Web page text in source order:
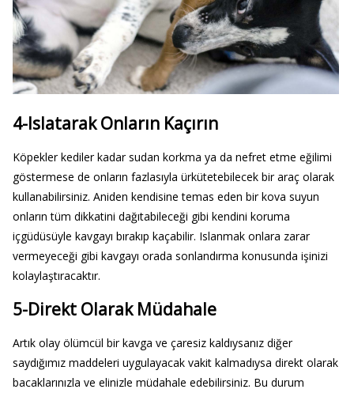
4-Islatarak Onların Kaçırın
Köpekler kediler kadar sudan korkma ya da nefret etme eğilimi
göstermese de onların fazlasıyla ürkütetebilecek bir araç olarak
kullanabilirsiniz. Aniden kendisine temas eden bir kova suyun
onların tüm dikkatini dağıtabileceği gibi kendini koruma
içgüdüsüyle kavgayı bırakıp kaçabilir. Islanmak onlara zarar
vermeyeceği gibi kavgayı orada sonlandırma konusunda işinizi
kolaylaştıracaktır.
5-Direkt Olarak Müdahale
Artık olay ölümcül bir kavga ve çaresiz kaldıysanız diğer
saydığımız maddeleri uygulayacak vakit kalmadıysa direkt olarak
bacaklarınızla ve elinizle müdahale edebilirsiniz. Bu durum